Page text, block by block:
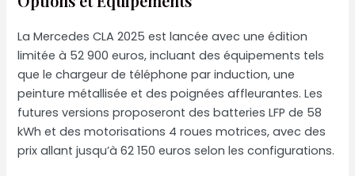
La Mercedes CLA 2025 est lancée avec une édition
limitée à 52 900 euros, incluant des équipements tels
que le chargeur de téléphone par induction, une
peinture métallisée et des poignées affleurantes. Les
futures versions proposeront des batteries LFP de 58
kWh et des motorisations 4 roues motrices, avec des
prix allant jusqu’à 62 150 euros selon les configurations.